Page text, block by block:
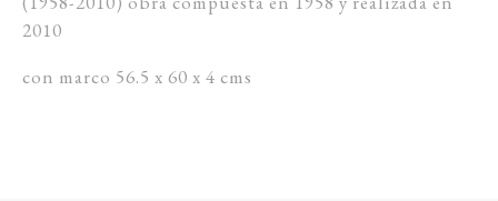
2010
con marco 56.5 x 60 x 4 cms